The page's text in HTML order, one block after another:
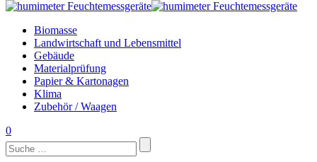
Biomasse
Landwirtschaft und Lebensmittel
Gebäude
Materialprüfung
Papier & Kartonagen
Klima
Zubehör / Waagen
0
Suchen
nach: